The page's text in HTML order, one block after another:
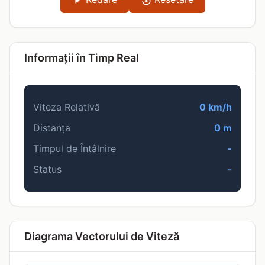
Informații în Timp Real
Viteza Relativă
0 km/h
Distanța
0 m
Timpul de Întâlnire
-
Status
-
Diagrama Vectorului de Viteză